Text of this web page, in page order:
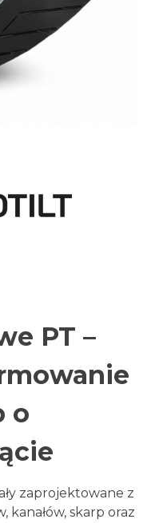
PT –
o
zaprojektowane z
kanałów, skarp oraz